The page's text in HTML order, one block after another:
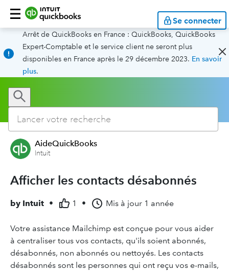
Se connecter
Arrêt de QuickBooks en France : QuickBooks, QuickBooks
Expert-Comptable et le service client ne seront plus
disponibles en France après le 29 décembre 2023. En savoir
plus.
AideQuickBooks
Intuit
Afficher les contacts désabonnés
by Intuit • 1 • Mis à jour 1 année
Votre assistance Mailchimp est conçue pour vous aider
à centraliser tous vos contacts, qu'ils soient abonnés,
désabonnés, non abonnés ou nettoyés. Les contacts
désabonnés sont les personnes qui ont reçu vos e-mails,